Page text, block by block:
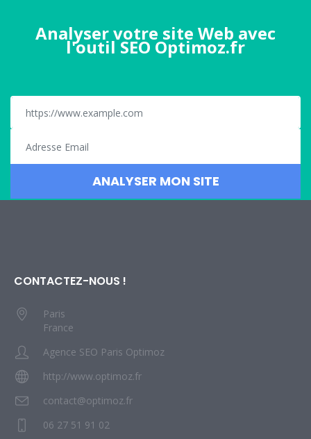
Analyser votre site Web avec
l'outil SEO Optimoz.fr
CONTACTEZ-NOUS !
Paris
France
Agence SEO Paris Optimoz
http://www.optimoz.fr
contact@optimoz.fr
06 27 51 91 02